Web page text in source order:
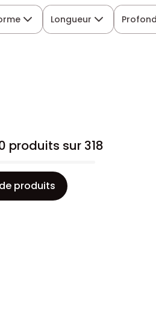
Longueur
produits sur 318
produits